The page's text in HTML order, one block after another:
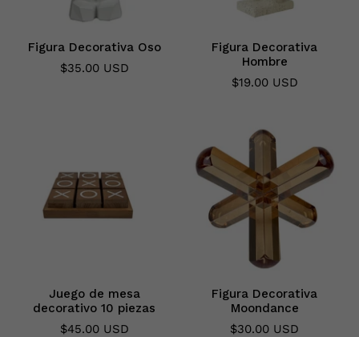
Figura Decorativa Oso
$35.00 USD
Figura Decorativa
Hombre
$19.00 USD
Juego de mesa
decorativo 10 piezas
$45.00 USD
Figura Decorativa
Moondance
$30.00 USD